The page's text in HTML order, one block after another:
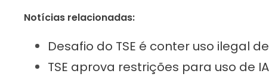
Notícias relacionadas:
Desafio do TSE é conter uso ilegal
TSE aprova restrições para uso de